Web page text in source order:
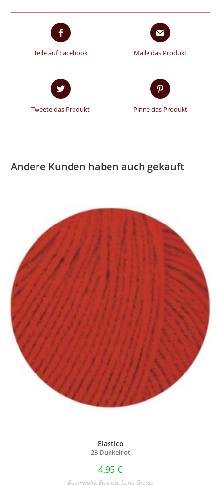
Teile auf Facebook Maile das Produkt
Tweete das Produkt Pinne das Produkt
Andere Kunden haben auch gekauft
Elastico
23 Dunkelrot
4,95 €
Baumwolle, Elastico, Lana Grossa